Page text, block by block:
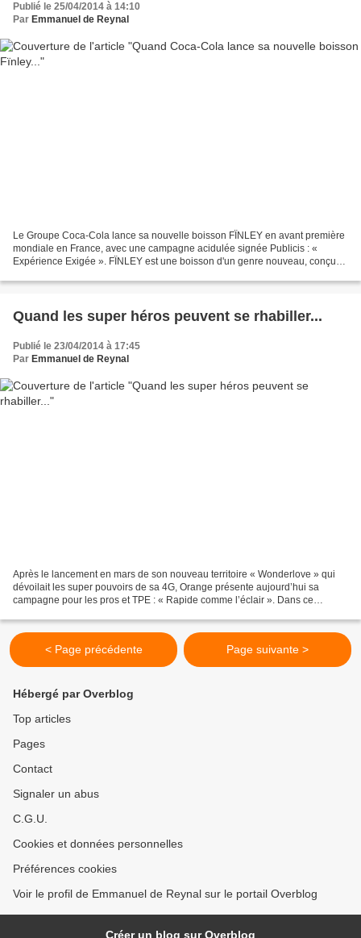
Publié le 25/04/2014 à 14:10
Par Emmanuel de Reynal
Le Groupe Coca-Cola lance sa nouvelle boisson FÏNLEY en avant première
mondiale en France, avec une campagne acidulée signée Publicis : «
Expérience Exigée ». FÏNLEY est une boisson d'un genre nouveau, conçue
Quand les super héros peuvent se rhabiller...
Publié le 23/04/2014 à 17:45
Par Emmanuel de Reynal
Après le lancement en mars de son nouveau territoire « Wonderlove » qui
dévoilait les super pouvoirs de sa 4G, Orange présente aujourd’hui sa
campagne pour les pros et TPE : « Rapide comme l’éclair ». Dans ce
< Page précédente Page suivante >
Hébergé par Overblog
Top articles
Pages
Contact
Signaler un abus
C.G.U.
Cookies et données personnelles
Préférences cookies
Voir le profil de Emmanuel de Reynal sur le portail Overblog
Créer un blog sur Overblog